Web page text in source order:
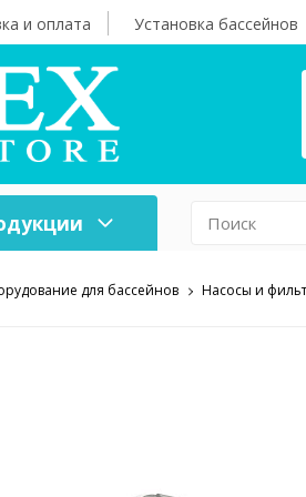
и оплата Установка бассейнов
мебельдля бассейнов Насосы и